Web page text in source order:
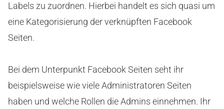
Labels zu zuordnen. Hierbei handelt es sich quasi um
eine Kategorisierung der verknüpften Facebook
Seiten.
Bei dem Unterpunkt Facebook Seiten seht ihr
beispielsweise wie viele Administratoren Seiten
haben und welche Rollen die Admins einnehmen. Ihr